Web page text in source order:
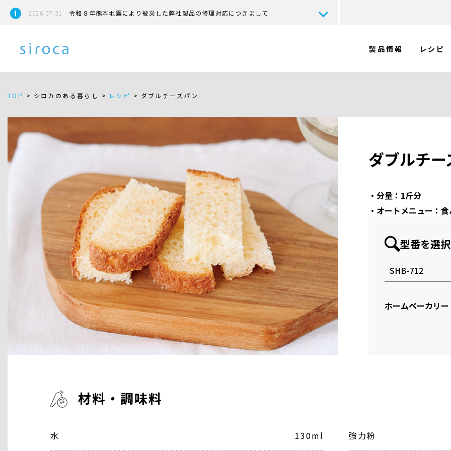
2026.07.31 令和８年熊本地震により被災した弊社製品の修理対応につきまして
製品情報 レシピ
TOP > シロカのある暮らし > レシピ > ダブルチーズパン
ダブルチ
・分量：1斤分
・オートメニュー：
型番を選択
ホームベーカリー
材料・調味料
水 130ml 強力粉